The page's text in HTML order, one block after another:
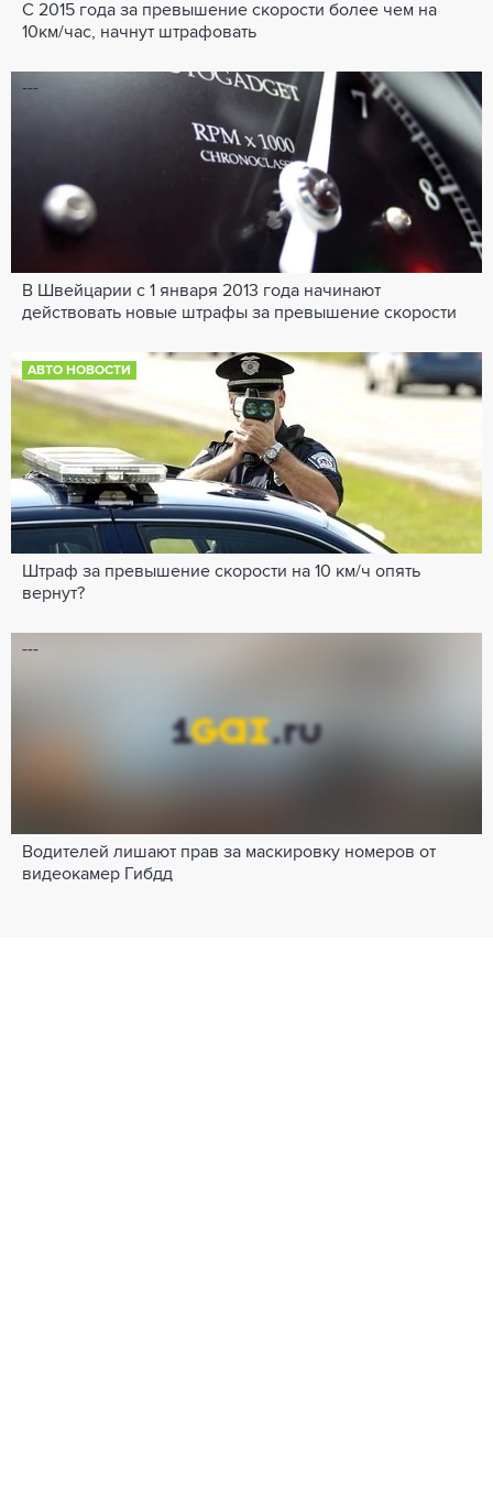
С 2015 года за превышение скорости более чем на
10км/час, начнут штрафовать
---
В Швейцарии с 1 января 2013 года начинают
действовать новые штрафы за превышение скорости
АВТО НОВОСТИ
Штраф за превышение скорости на 10 км/ч опять
вернут?
---
Водителей лишают прав за маскировку номеров от
видеокамер Гибдд